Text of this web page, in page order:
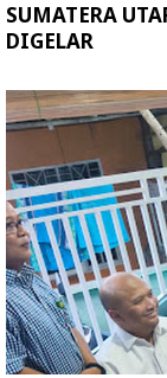
SUMATERA
DIGELAR